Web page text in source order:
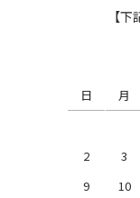
【
日 月
2
3
9
10